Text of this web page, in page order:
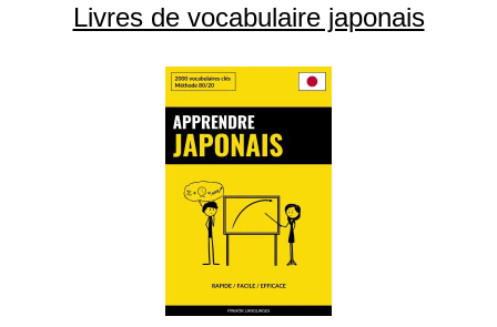
Livres de vocabulaire japonais